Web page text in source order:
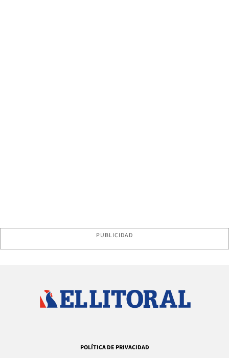
PUBLICIDAD
POLÍTICA DE PRIVACIDAD